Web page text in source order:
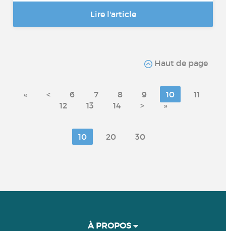
Lire l'article
Haut de page
« < 6 7 8 9 10
11
12
13 14 > »
10 20 30
À PROPOS